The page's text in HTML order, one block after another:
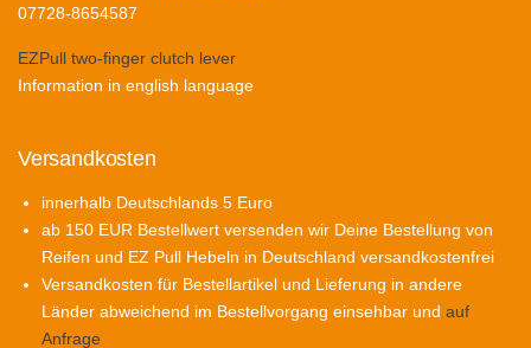
07728-8654587
EZPull two-finger clutch lever
Information in english language
Versandkosten
innerhalb Deutschlands 5 Euro
ab 150 EUR Bestellwert versenden wir Deine Bestellung von
Reifen und EZ Pull Hebeln in Deutschland versandkostenfrei
Versandkosten für Bestellartikel und Lieferung in andere
Länder abweichend im Bestellvorgang einsehbar und auf
Anfrage